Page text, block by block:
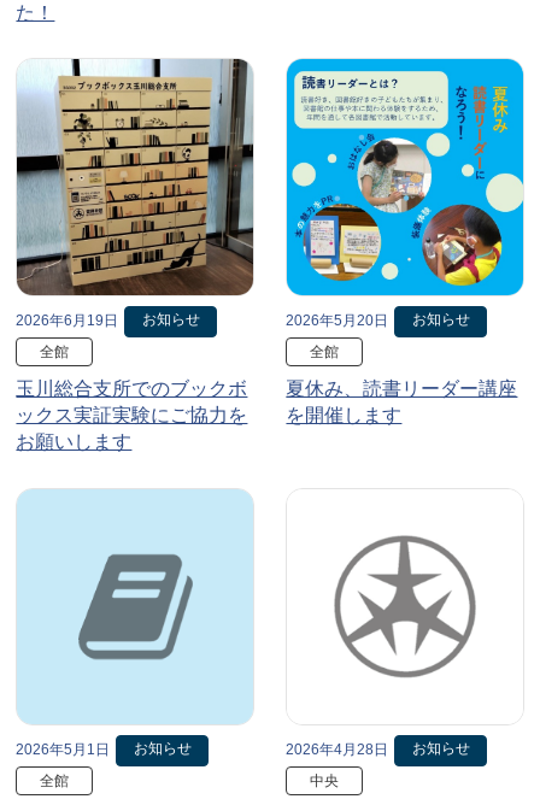
た！
2026年6月19日
お知らせ
全館
玉川総合支所でのブックボ
ックス実証実験にご協力を
お願いします
2026年5月20日
お知らせ
全館
夏休み、読書リーダー講座
を開催します
2026年5月1日
お知らせ
全館
2026年4月28日
お知らせ
中央